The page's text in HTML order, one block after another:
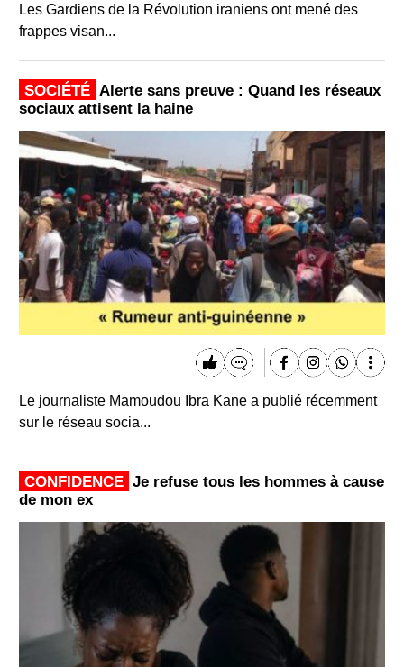
Les Gardiens de la Révolution iraniens ont mené des
frappes visan...
SOCIÉTÉ Alerte sans preuve : Quand les réseaux
sociaux attisent la haine
Le journaliste Mamoudou Ibra Kane a publié récemment
sur le réseau socia...
CONFIDENCE Je refuse tous les hommes à cause
de mon ex